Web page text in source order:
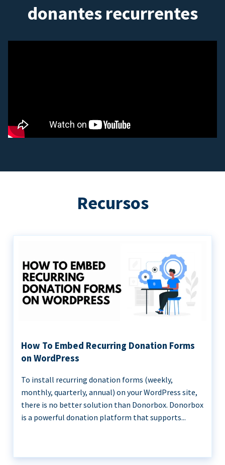
donantes recurrentes
Recursos
How To Embed Recurring Donation Forms
on WordPress
To install recurring donation forms (weekly,
monthly, quarterly, annual) on your WordPress site,
there is no better solution than Donorbox. Donorbox
is a powerful donation platform that supports...